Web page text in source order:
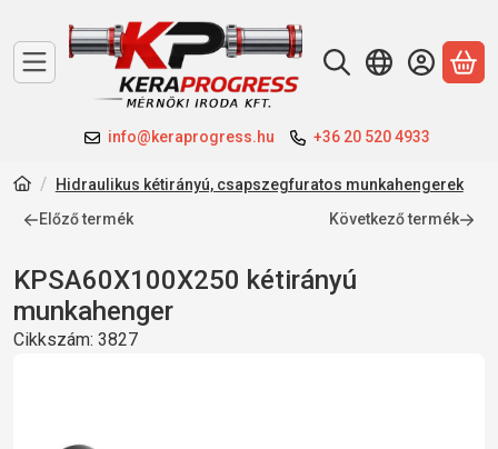
info@keraprogress.hu +36 20 520 4933
A
Hidraulikus kétirányú, csapszegfuratos munkahengerek
Előző termék
Következő termék
KPSA60X100X250 kétirányú
munkahenger
Cikkszám: 3827